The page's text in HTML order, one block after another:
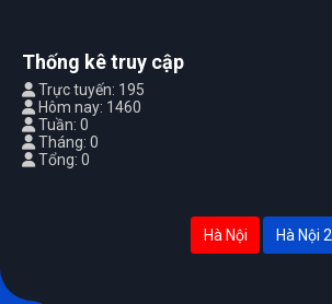
Thống kê truy cập
Trực tuyến: 195
Hôm nay: 1460
Tuần: 0
Tháng: 0
Tổng: 0
Hà Nội Hà Nội 2